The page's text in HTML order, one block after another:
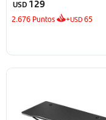
USD 129
2.676 Puntos +USD65